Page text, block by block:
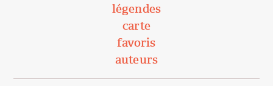
légendes
carte
favoris
auteurs